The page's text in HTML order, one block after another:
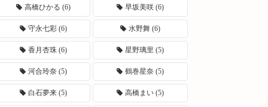
高橋ひかる (6) 早坂美咲 (6)
守永七彩(6) 水野舞 (6)
香月杏珠(6) 星野璃里 (5)
河合玲奈(5) 鶴巻星奈 (5)
白石夢来(5) 高橋まい (5)